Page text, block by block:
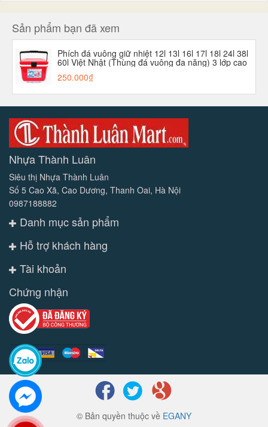
Sản phẩm bạn đã xem
Phích đá vuông giữ nhiệt 12l 13l 16l 17l 18l 24l 38l
60l Việt Nhật (Thùng đá vuông đa năng) 3 lớp cao
250.000₫
Nhựa Thành Luân
Siêu thị Nhựa Thành Luân
Số 5 Cao Xã, Cao Dương, Thanh Oai, Hà Nội
0987188882
Danh mục sản phẩm
Hỗ trợ khách hàng
Tài khoản
Chứng nhận
© Bản quyền thuộc về EGANY